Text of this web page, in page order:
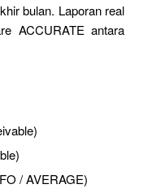
bulan. Laporan real
ACCURATE antara
/ AVERAGE)